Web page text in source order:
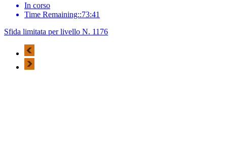
In corso
Time Remaining::73:41
Sfida limitata per livello N. 1176